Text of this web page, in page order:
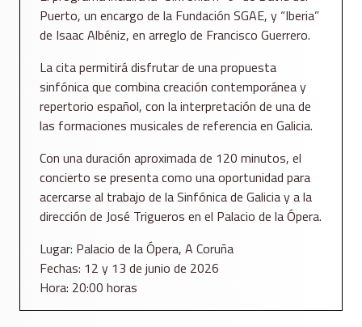
Puerto, un encargo de la Fundación SGAE, y “Iberia”
de Isaac Albéniz, en arreglo de Francisco Guerrero.
La cita permitirá disfrutar de una propuesta
sinfónica que combina creación contemporánea y
repertorio español, con la interpretación de una de
las formaciones musicales de referencia en Galicia.
Con una duración aproximada de 120 minutos, el
concierto se presenta como una oportunidad para
acercarse al trabajo de la Sinfónica de Galicia y a la
dirección de José Trigueros en el Palacio de la Ópera.
Lugar: Palacio de la Ópera, A Coruña
Fechas: 12 y 13 de junio de 2026
Hora: 20:00 horas